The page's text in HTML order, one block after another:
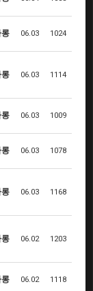
롱 06.03 1024
롱 06.03 1114
롱 06.03 1009
롱 06.03 1078
롱 06.03 1168
롱 06.02 1203
롱 06.02 1118